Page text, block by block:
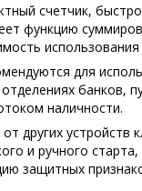
счетчик,
функцию
использования
для
банков,
наличности.
других устройств
и ручного
защитных